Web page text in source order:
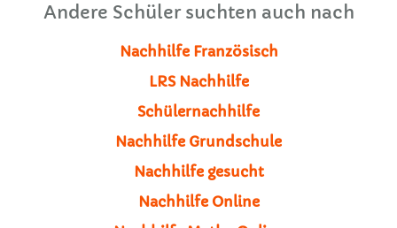
Andere Schüler suchten auch nach
Nachhilfe Französisch
LRS Nachhilfe
Schülernachhilfe
Nachhilfe Grundschule
Nachhilfe gesucht
Nachhilfe Online